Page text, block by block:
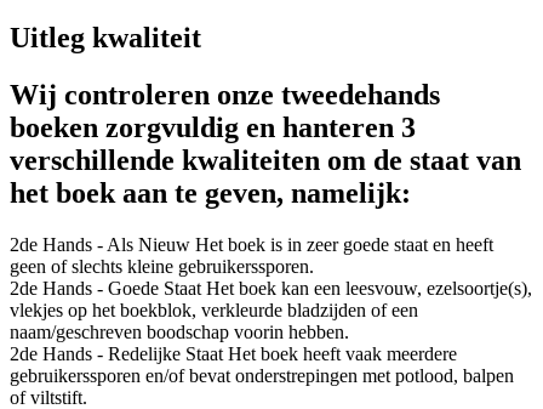
Uitleg kwaliteit
Wij controleren onze tweedehands
boeken zorgvuldig en hanteren 3
verschillende kwaliteiten om de staat van
het boek aan te geven, namelijk:
2de Hands - Als Nieuw Het boek is in zeer goede staat en heeft
geen of slechts kleine gebruikerssporen.
2de Hands - Goede Staat Het boek kan een leesvouw, ezelsoortje(s),
vlekjes op het boekblok, verkleurde bladzijden of een
naam/geschreven boodschap voorin hebben.
2de Hands - Redelijke Staat Het boek heeft vaak meerdere
gebruikerssporen en/of bevat onderstrepingen met potlood, balpen
of viltstift.